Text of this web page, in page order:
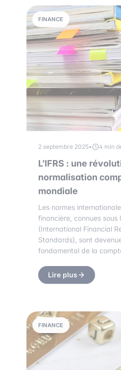
FINANCE
2 septembre 2025• 4 min
L’IFRS : une
normalisation
mondiale
Les normes
financière, connues sous
(International Financial
Standards), sont
fondamental de la
Lire plus
FINANCE